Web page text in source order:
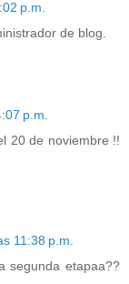
p.m.
de blog.
p.m.
20 de noviembre !!
11:38 p.m.
segunda etapaa??